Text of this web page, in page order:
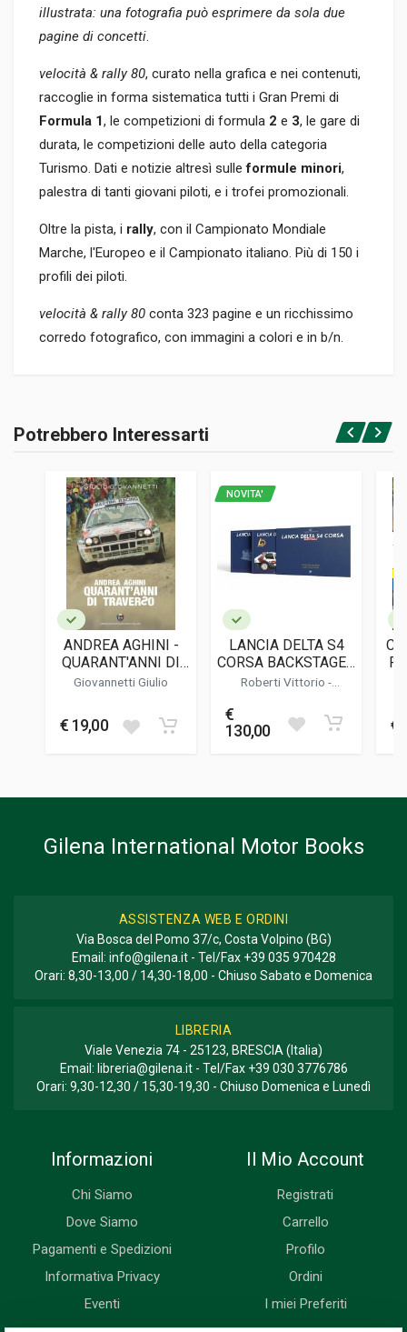
illustrata: una fotografia può esprimere da sola due
pagine di concetti.
velocità & rally 80, curato nella grafica e nei contenuti,
raccoglie in forma sistematica tutti i Gran Premi di
Formula 1, le competizioni di formula 2 e 3, le gare di
durata, le competizioni delle auto della categoria
Turismo. Dati e notizie altresì sulleformule minori,
palestra di tanti giovani piloti, e i trofei promozionali.
Oltre la pista, i rally, con il Campionato Mondiale
Marche, l'Europeo e il Campionato italiano. Più di 150 i
profili dei piloti.
velocità & rally 80 conta 323 pagine e un ricchissimo
corredo fotografico, con immagini a colori e in b/n.
Rilegato
Studio Erre
LINGUA DEL TESTO
DATA DI STAMPA
12/1980
17,5 x 23,5 x 2 cm
Informazioni aggiuntive
Accedi o registrati
Potrebbero Interessarti
ANDREA AGHINI -
QUARANT'ANNI DI
TRAVERSO
Giovannetti Giulio
€ 19,00
NOVITA'
LANCIA DELTA S4
CORSA BACKSTAGE -
( EDIZIONE LIMITATA
Roberti Vittorio -
€
130,00
€
Gilena International Motor Books
ASSISTENZA WEB E ORDINI
Via Bosca del Pomo 37/c, Costa Volpino (BG)
Email: info@gilena.it- Tel/Fax +39 035 970428
Orari: 8,30-13,00 / 14,30-18,00 - Chiuso Sabato e Domenica
LIBRERIA
Viale Venezia 74 - 25123, BRESCIA (Italia)
Email: libreria@gilena.it- Tel/Fax +39 030 3776786
Orari: 9,30-12,30 / 15,30-19,30 - Chiuso Domenica e Lunedì
Informazioni
Chi Siamo
Dove Siamo
Pagamenti e Spedizioni
Informativa Privacy
Eventi
Il Mio Account
Registrati
Carrello
Profilo
Ordini
I miei Preferiti